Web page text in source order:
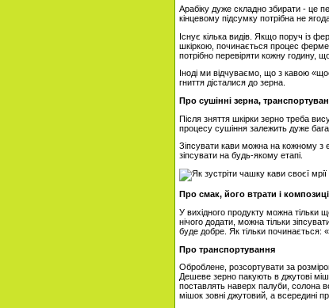
Арабіку дуже складно збирати - це
кінцевому підсумку потрібна не
Існує кілька видів. Якщо поруч із
шкіркою, починається процес
потрібно перевіряти кожну годину,
Іноді ми відчуваємо, що з кавою
гниття дісталися до зерна.
Про сушінні зерна,
Після зняття шкірки зерно треба
процесу сушіння залежить дуже
Зіпсувати кави можна на кожному з
зіпсувати на будь-якому етапі.
Про смак, його втрати і
У вихідного продукту можна тільки
нічого додати, можна тільки
буде добре. Як тільки починається:
Про транспортування
Оброблене, розсортувати за
Дешеве зерно пакують в джутові
поставлять наверх палуби, солона
мішок зовні джутовий, а всередині